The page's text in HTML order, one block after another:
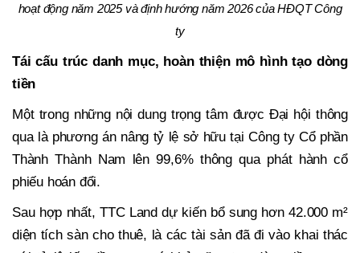
hoạt động năm 2025 và định hướng năm 2026 của HĐQT Công
ty
Tái cấu trúc danh mục, hoàn thiện mô hình tạo dòng
tiền
Một trong những nội dung trọng tâm được Đại hội thông
qua là phương án nâng tỷ lệ sở hữu tại Công ty Cổ phần
Thành Thành Nam lên 99,6% thông qua phát hành cổ
phiếu hoán đổi.
Sau hợp nhất, TTC Land dự kiến bổ sung hơn 42.000 m²
diện tích sàn cho thuê, là các tài sản đã đi vào khai thác